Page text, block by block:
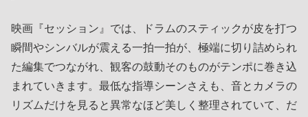
映画『セッション』では、ドラムのスティックが皮を打つ
瞬間やシンバルが震える一拍一拍が、極端に切り詰められ
た編集でつながれ、観客の鼓動そのものがテンポに巻き込
まれていきます。最低な指導シーンさえも、音とカメラの
リズムだけを見ると異常なほど美しく整理されていて、だ